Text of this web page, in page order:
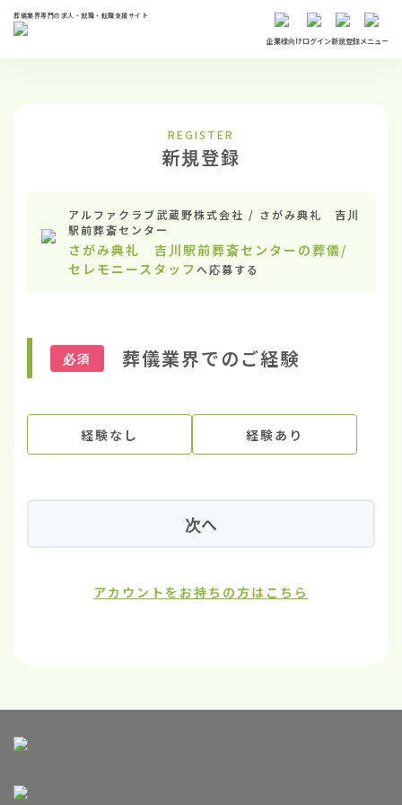
葬儀業界専門の求人・就職・転職支援サイト
企業様向けログイン新規登録メニュー
REGISTER
新規登録
アルファクラブ武蔵野株式会社 / さがみ典礼 吉川
駅前葬斎センター
さがみ典礼 吉川駅前葬斎センターの葬儀/
セレモニースタッフ へ応募する
必須 葬儀業界でのご経験
経験なし 経験あり
次へ
アカウントをお持ちの方はこちら